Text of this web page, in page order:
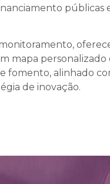
públicas
mapa personalizado
fomento, alinhado
de inovação.